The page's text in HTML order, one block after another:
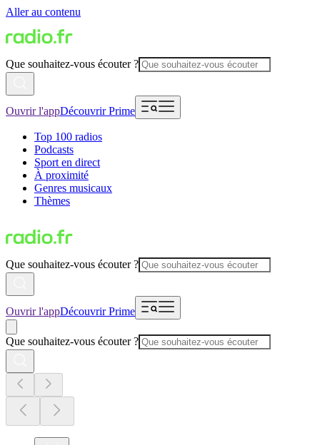
Aller au contenu
Que souhaitez-vous écouter ?
Ouvrir l'appDécouvrir Prime
Top 100 radios
Podcasts
Sport en direct
À proximité
Genres musicaux
Thèmes
Que souhaitez-vous écouter ?
Ouvrir l'appDécouvrir Prime
Que souhaitez-vous écouter ?